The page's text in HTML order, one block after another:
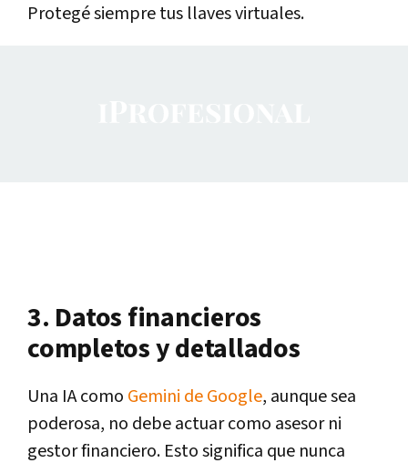
Protegé siempre tus llaves virtuales.
3. Datos financieros
completos y detallados
Una IA como Gemini de Google, aunque sea
poderosa, no debe actuar como asesor ni
gestor financiero. Esto significa que nunca